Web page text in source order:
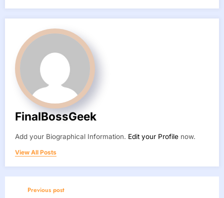
FinalBossGeek
Add your Biographical Information. Edit your Profile now.
View All Posts
Previous post